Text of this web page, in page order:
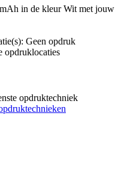
Geen opdruk
opdruklocaties
opdruktechniek